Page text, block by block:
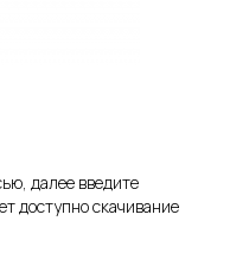
далее введите
доступно скачивание